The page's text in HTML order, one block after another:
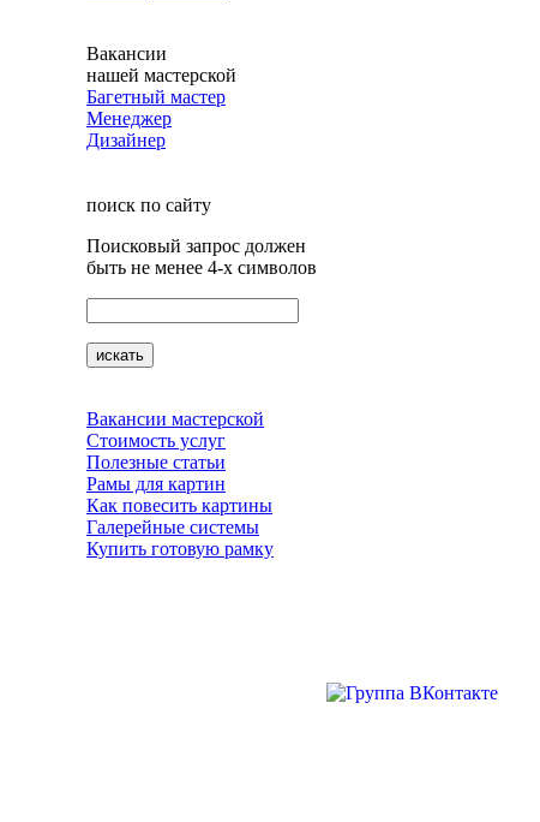
Вакансии
нашей мастерской
Багетный мастер
Менеджер
Дизайнер
поиск по сайту
Поисковый запрос должен
быть не менее 4-х символов
Вакансии мастерской
Стоимость услуг
Полезные статьи
Рамы для картин
Как повесить картины
Галерейные системы
Купить готовую рамку